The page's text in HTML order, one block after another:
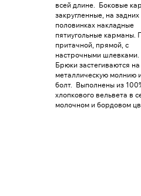
всей длине. Боковые
закругленные, на задних
половинках накладные
пятиугольные карманы.
притачной, прямой, с
настрочными шлевками.
Брюки застегиваются на
металлическую молнию
болт. Выполнены из
хлопкового вельвета в
молочном и бордовом